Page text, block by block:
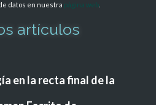
datos en nuestra página web
artículos
en la recta final de la